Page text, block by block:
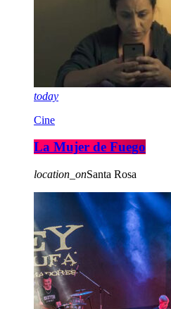
today
Cine
La Mujer de Fuego
location_onSanta Rosa